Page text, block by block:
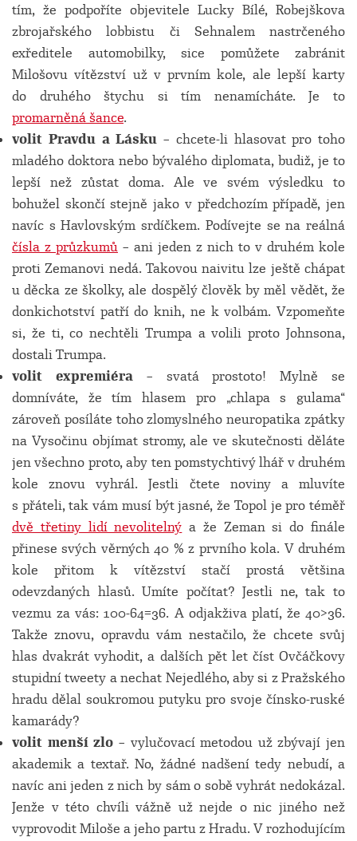
tím, že podpoříte objevitele Lucky Bílé, Robejškova
zbrojařského lobbistu či Sehnalem nastrčeného
exředitele automobilky, sice pomůžete zabránit
Milošovu vítězství už v prvním kole, ale lepší karty
do druhého štychu si tím nenamícháte. Je to
promarněná šance.
volit Pravdu a Lásku – chcete-li hlasovat pro toho
mladého doktora nebo bývalého diplomata, budiž, je to
lepší než zůstat doma. Ale ve svém výsledku to
bohužel skončí stejně jako v předchozím případě, jen
navíc s Havlovským srdíčkem. Podívejte se na reálná
čísla z průzkumů – ani jeden z nich to v druhém kole
proti Zemanovi nedá. Takovou naivitu lze ještě chápat
u děcka ze školky, ale dospělý člověk by měl vědět, že
donkichotství patří do knih, ne k volbám. Vzpomeňte
si, že ti, co nechtěli Trumpa a volili proto Johnsona,
dostali Trumpa.
volit expremiéra – svatá prostoto! Mylně se
domníváte, že tím hlasem pro „chlapa s gulama“
zároveň posíláte toho zlomyslného neuropatika zpátky
na Vysočinu objímat stromy, ale ve skutečnosti děláte
jen všechno proto, aby ten pomstychtivý lhář v druhém
kole znovu vyhrál. Jestli čtete noviny a mluvíte
s přáteli, tak vám musí být jasné, že Topol je pro téměř
dvě třetiny lidí nevolitelný a že Zeman si do finále
přinese svých věrných 40 % z prvního kola. V druhém
kole přitom k vítězství stačí prostá většina
odevzdaných hlasů. Umíte počítat? Jestli ne, tak to
vezmu za vás: 100-64=36. A odjakživa platí, že 40>36.
Takže znovu, opravdu vám nestačilo, že chcete svůj
hlas dvakrát vyhodit, a dalších pět let číst Ovčáčkovy
stupidní tweety a nechat Nejedlého, aby si z Pražského
hradu dělal soukromou putyku pro svoje čínsko-ruské
kamarády?
volit menší zlo – vylučovací metodou už zbývají jen
akademik a textař. No, žádné nadšení tedy nebudí, a
navíc ani jeden z nich by sám o sobě vyhrát nedokázal.
Jenže v této chvíli vážně už nejde o nic jiného než
vyprovodit Miloše a jeho partu z Hradu. V rozhodujícím